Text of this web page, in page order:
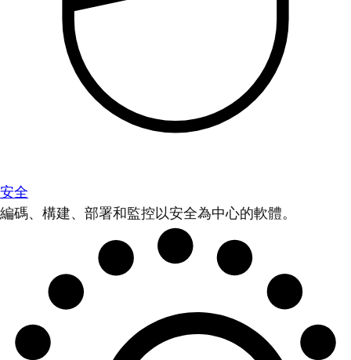
安全
編碼、構建、部署和監控以安全為中心的軟體。